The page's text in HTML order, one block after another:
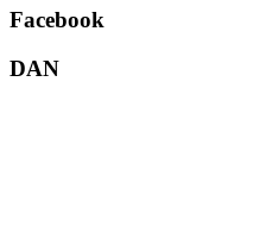
Facebook
DAN